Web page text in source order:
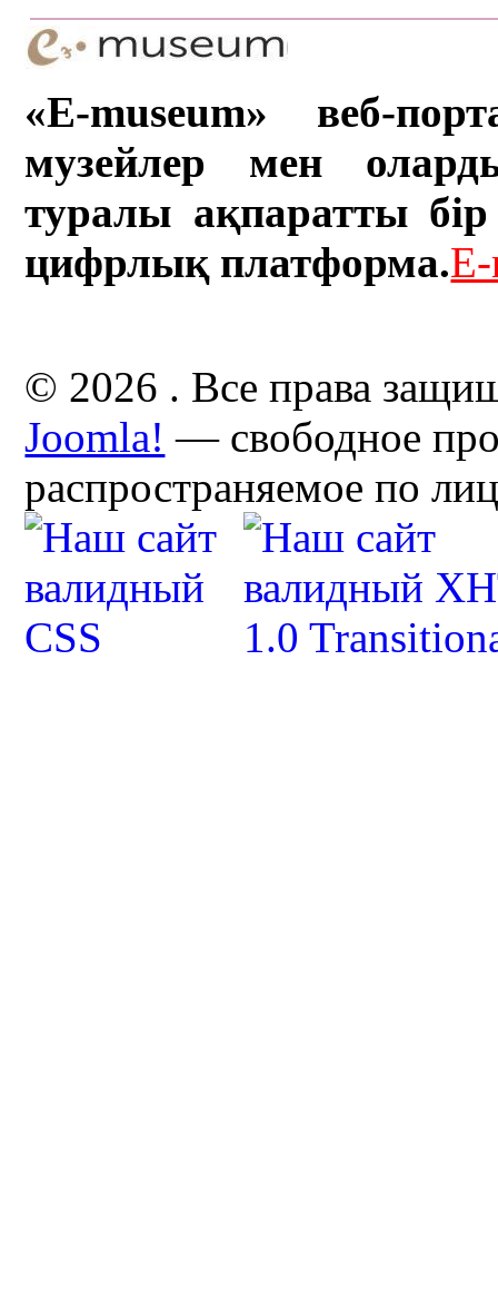
«E-museum» веб-
музейлер мен
туралы ақпаратты бір
цифрлық платформа.
© 2026 . Все права
Joomla! — свободное
распространяемое по